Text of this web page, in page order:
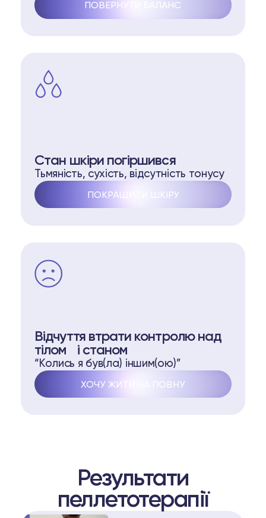
ПОВЕРНУТИ БАЛАНС
Стан шкіри погіршився
Тьмяність, сухість, відсутність тонусу
ПОКРАЩИТИ ШКІРУ
Відчуття втрати контролю над
тілом і станом
“Колись я був(ла) іншим(ою)”
ХОЧУ ЖИТИ НА ПОВНУ
Результати
пеллетотерапії